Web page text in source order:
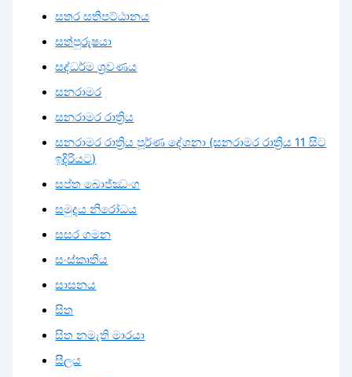
සතර සතිපට්ඨානය
සත්පුරුෂයා
සද්ධර්ම ශ්‍රවණය
සනරාමර
සනරාමර රාත්‍රිය
සනරාමර රාත්‍රිය පූර්ණ දේශනා (සනරාමර රාත්‍රිය 11 සිට
ඉදිරියට)
සප්ත බොජ්ඣංග
සමුදය නිරෝධය
සසර ගමන
සංස්කෘතිය
සාසනය
සිත
සිත නමැති මාරයා
සීලය